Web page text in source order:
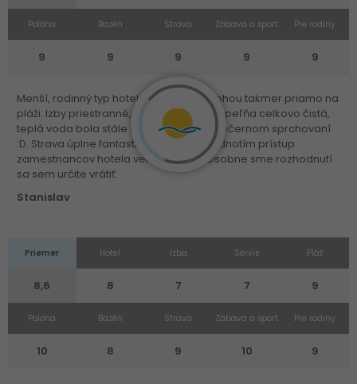
Poloha
9
Bazén
9
Strava
9
Zábava a šport
9
Pre rodiny
9
Menší, rodinný typ hotela s peknou polohou takmer priamo na
pláži. Izby priestranné, čisté, toaleta a kúpeľňa celkovo čistá,
teplá voda bola stále aj pri nápore pri večernom sprchovaní
:D. Strava úplne fantastická, celkovo hodnotím prístup
zamestnancov hotela veľmi kladne. Osobne sme rozhodnutí
sa sem určite vrátiť.
Stanislav
Priemer
8,6
Hotel
8
Izba
7
Servis
7
Pláž
9
Poloha
10
Bazén
8
Strava
9
Zábava a šport
10
Pre rodiny
9